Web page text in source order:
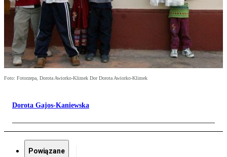
Foto: Fotorzepa, Dorota Awiorko-Klimek Dor Dorota Awiorko-Klimek
Dorota Gajos-Kaniewska
Powiązane